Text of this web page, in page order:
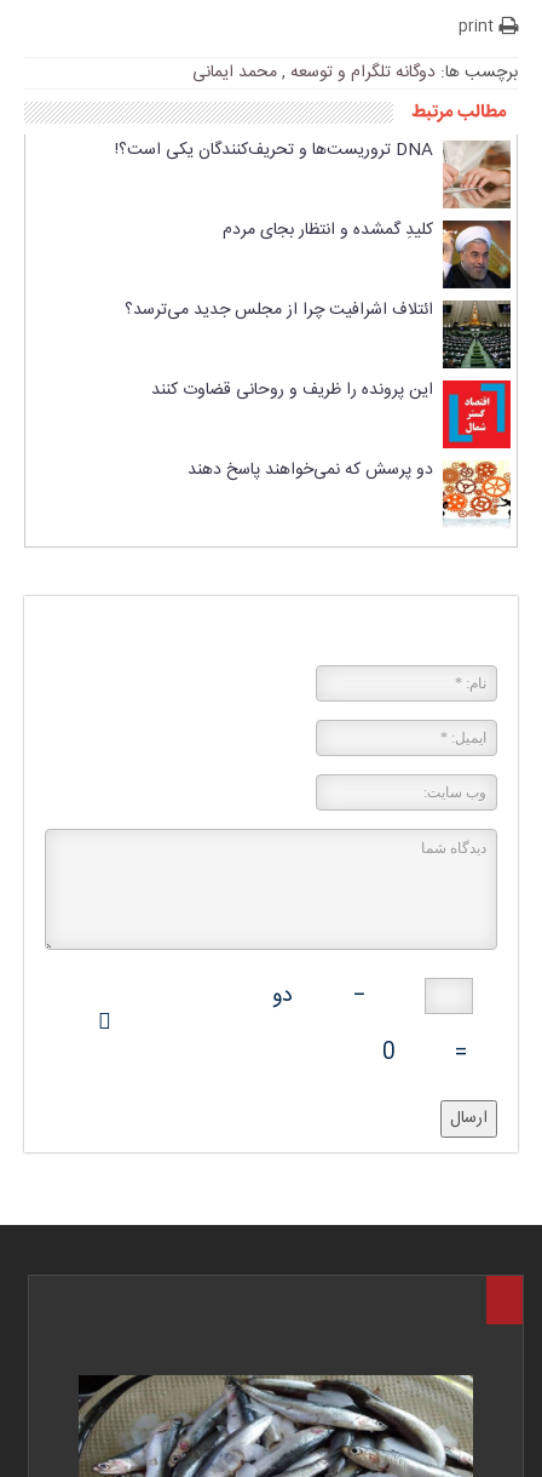
print
برچسب ها: دوگانه تلگرام و توسعه ,محمد ایمانی
مطالب مرتبط
DNA تروریست‌ها و تحریف‌کنندگان یکی است؟!
کلیدِ گمشده و انتظار بجای مردم
ائتلاف اشرافیت چرا از مجلس جدید می‌ترسد؟
این پرونده را ظریف و روحانی قضاوت کنند
دو پرسش که نمی‌خواهند پاسخ دهند
−
دو
=
0
ارسال